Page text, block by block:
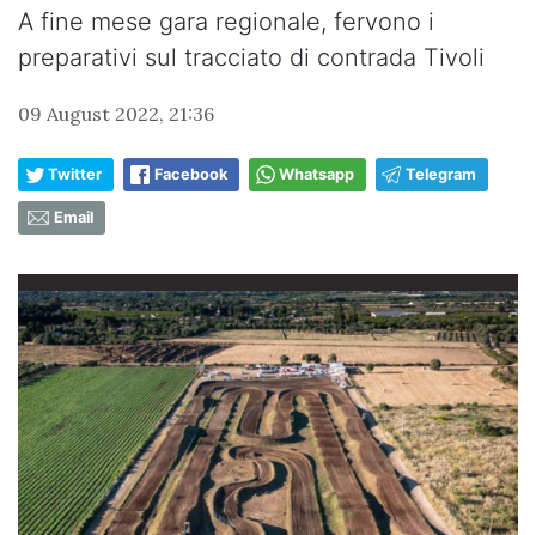
A fine mese gara regionale, fervono i
preparativi sul tracciato di contrada Tivoli
09 August 2022, 21:36
Twitter Facebook Whatsapp Telegram
Email